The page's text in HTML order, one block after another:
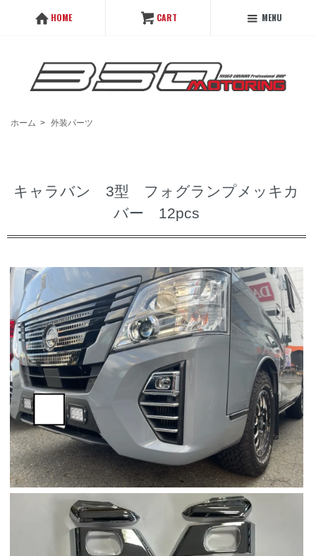
HOME CART MENU
ホーム > 外装パーツ
キャラバン 3型 フォグランプメッキカ
バー 12pcs